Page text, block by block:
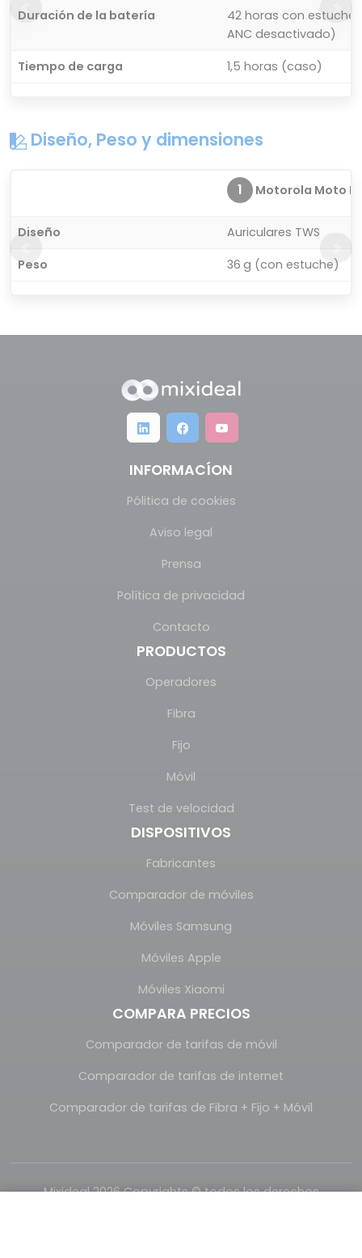
Duración de la batería
42 horas con estuche
ANC desactivado)
Tiempo de carga
1,5 horas (caso)
Diseño, Peso y dimensiones
1 Motorola Moto
Diseño
Auriculares TWS
Peso
36 g (con estuche)
INFORMACÍON
Pólitica de cookies
Aviso legal
Prensa
Política de privacidad
Contacto
PRODUCTOS
Operadores
Fibra
Fijo
Móvil
Test de velocidad
DISPOSITIVOS
Fabricantes
Comparador de móviles
Móviles Samsung
Móviles Apple
Móviles Xiaomi
COMPARA PRECIOS
Comparador de tarifas de móvil
Comparador de tarifas de internet
Comparador de tarifas de Fibra + Fijo + Móvil
Mixideal 2026 Copyrights © todos los derechos